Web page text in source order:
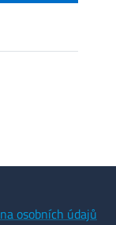
osobních údajů